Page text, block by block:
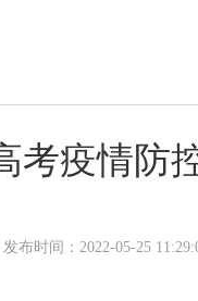
考疫情防
发布时间：2022-05-25